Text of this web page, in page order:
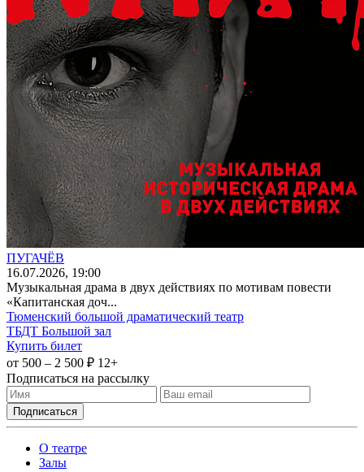
ПУГАЧЁВ
16.07.2026, 19:00
Музыкальная драма в двух действиях по мотивам повести
«Капитанская доч...
Тюменский большой драматический театр
ТБДТ Большой зал
Купить билет
от 500 – 2 500 ₽ 12+
Подписаться на рассылку
О театре
Залы